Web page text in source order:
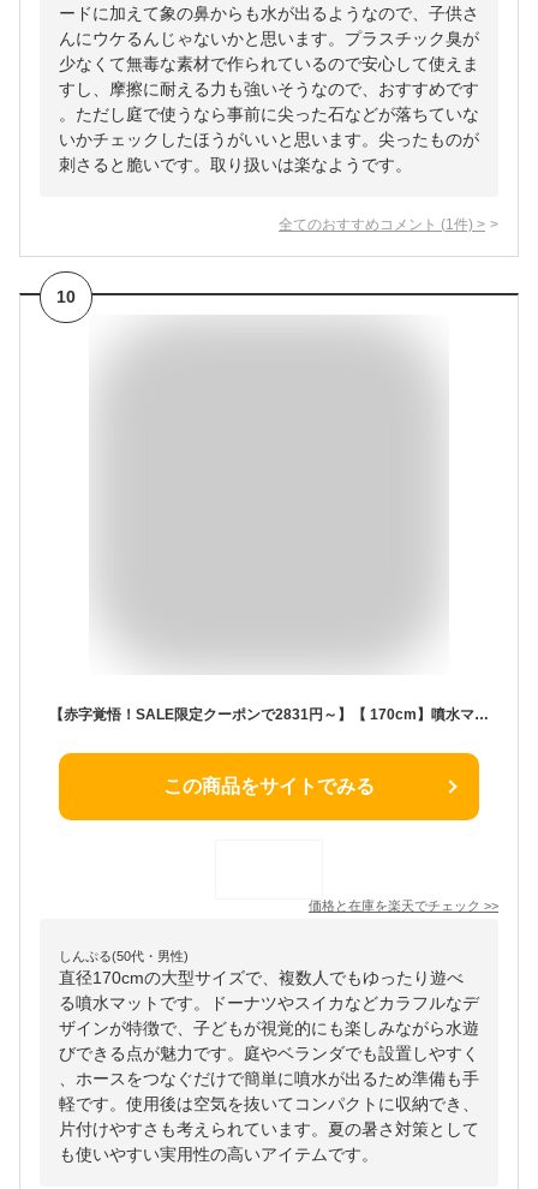
ードに加えて象の鼻からも水が出るようなので、子供さ
んにウケるんじゃないかと思います。プラスチック臭が
少なくて無毒な素材で作られているので安心して使えま
すし、摩擦に耐える力も強いそうなので、おすすめです
。ただし庭で使うなら事前に尖った石などが落ちていな
いかチェックしたほうがいいと思います。尖ったものが
刺さると脆いです。取り扱いは楽なようです。
全てのおすすめコメント (1 件) >
10
【赤字覚悟！SALE限定クーポンで2831円～】【 170cm】噴水マット ウォーター プレイマット ドーナツ ピザ スイカ アイスクリーム ユニコーン噴水 子供 水遊び 庭 おもちゃ ビニール プール 直径 キッズ 自宅 水遊び 可愛い 芝生 プレゼント ギフト 夏対策品
この商品をサイトでみる
価格と在庫を楽天でチェック >>
しんぷる(50代・男性)
直径170cmの大型サイズで、複数人でもゆったり遊べ
る噴水マットです。ドーナツやスイカなどカラフルなデ
ザインが特徴で、子どもが視覚的にも楽しみながら水遊
びできる点が魅力です。庭やベランダでも設置しやすく
、ホースをつなぐだけで簡単に噴水が出るため準備も手
軽です。使用後は空気を抜いてコンパクトに収納でき、
片付けやすさも考えられています。夏の暑さ対策として
も使いやすい実用性の高いアイテムです。